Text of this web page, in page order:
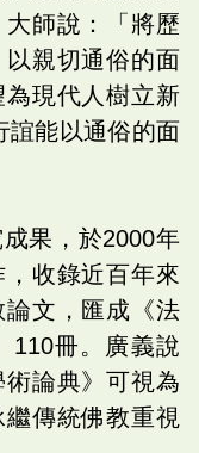
大師說：「將歷
親切通俗的面
現代人樹立新
誼能以通俗的面
果，於2000年
收錄近百年來
文，匯成《法
110冊。廣義說
論典》可視為
傳統佛教重視